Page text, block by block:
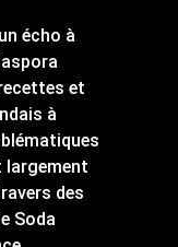
écho à
et
à
largement
des
Soda